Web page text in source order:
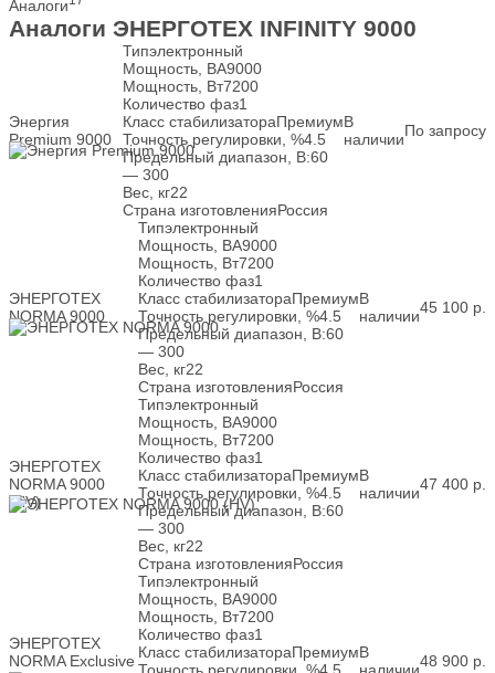
Аналоги
Аналоги ЭНЕРГОТЕХ INFINITY 9000
Энергия
Premium 9000
Типэлектронный
Мощность, ВА9000
Мощность, Вт7200
Количество фаз1
Класс стабилизатораПремиум
Точность регулировки, %4.5
Предельный диапазон, В:60
— 300
Вес, кг22
Страна изготовленияРоссия
В
наличииПо запросу
ЭНЕРГОТЕХ
NORMA 9000
Типэлектронный
Мощность, ВА9000
Мощность, Вт7200
Количество фаз1
Класс стабилизатораПремиум
Точность регулировки, %4.5
Предельный диапазон, В:60
— 300
Вес, кг22
Страна изготовленияРоссия
В
наличии45 100 р.
ЭНЕРГОТЕХ
NORMA 9000
(HV)
Типэлектронный
Мощность, ВА9000
Мощность, Вт7200
Количество фаз1
Класс стабилизатораПремиум
Точность регулировки, %4.5
Предельный диапазон, В:60
— 300
Вес, кг22
Страна изготовленияРоссия
В
наличии47 400 р.
ЭНЕРГОТЕХ
NORMA Exclusive
Типэлектронный
Мощность, ВА9000
Мощность, Вт7200
Количество фаз1
Класс стабилизатораПремиумВ
48 900 р.